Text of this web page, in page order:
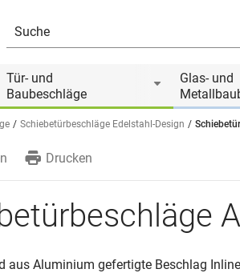
Tür- und
Baubeschläge
Glas- und
Schiebetürbeschläge Edelstahl-Design
Drucken
aus Aluminium gefertigte Beschlag